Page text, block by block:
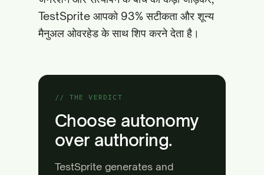
TestSprite आपको 93% सटीकता और शून्य
मैनुअल ओवरहेड के साथ शिप करने देता है।
// THE VERDICT
Choose autonomy
over authoring.
TestSprite generates and